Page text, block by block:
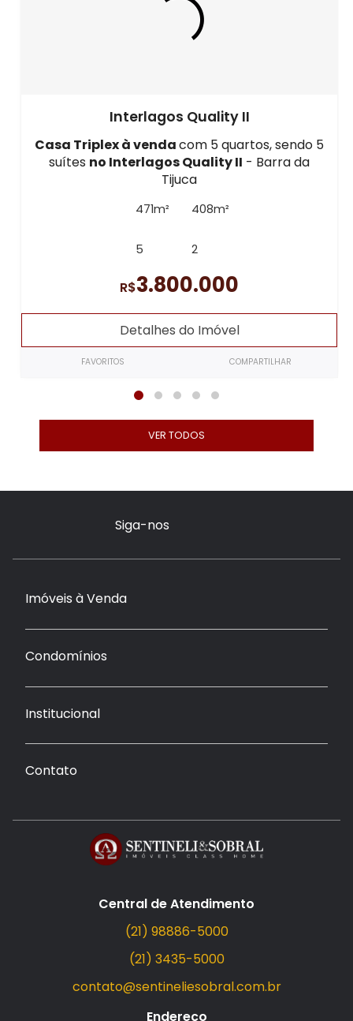
Interlagos Quality II
Casa Triplex à vendacom 5 quartos, sendo 5
suítes no Interlagos Quality II - Barra da
Tijuca
471m² 408m²
5 2
R$3.800.000
Detalhes do Imóvel
FAVORITOS COMPARTILHAR
VER TODOS
Siga-nos
Imóveis à Venda
Condomínios
Institucional
Contato
Central de Atendimento
(21) 98886-5000
(21) 3435-5000
contato@sentineliesobral.com.br
Endereço